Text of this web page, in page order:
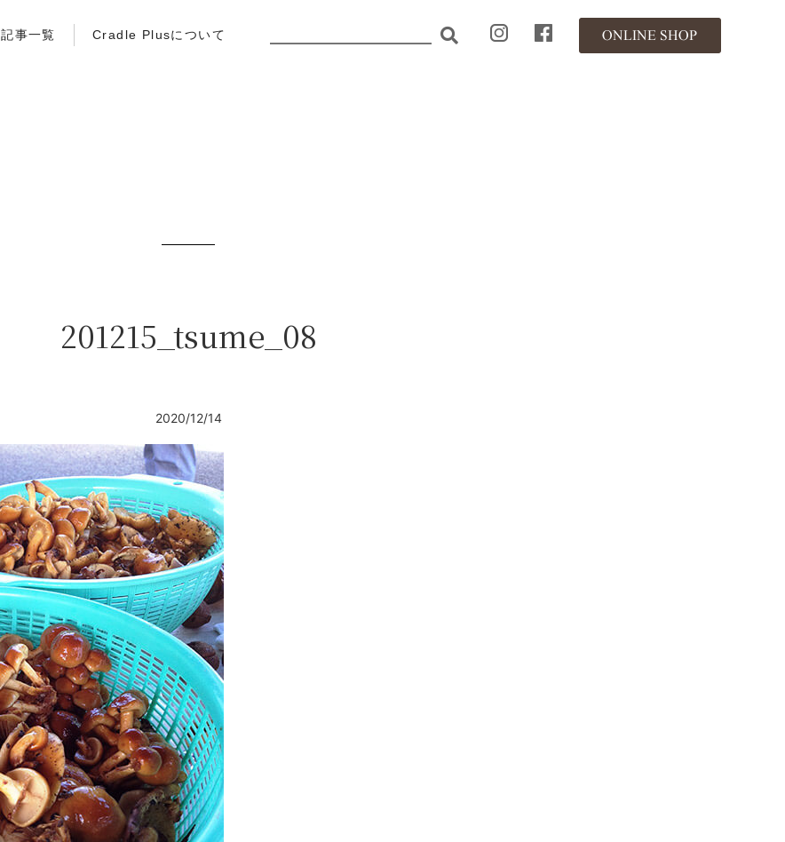
記事一覧 Cradle Plusについて
201215_tsume_08
2020/12/14